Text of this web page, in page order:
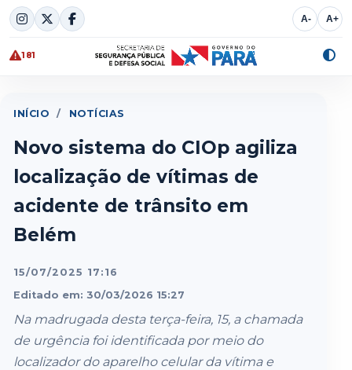
Skip
to
content
A- A+
181
INÍCIO / NOTÍCIAS
Novo sistema do CIOp agiliza
localização de vítimas de
acidente de trânsito em
Belém
15/07/2025 17:16
Editado em: 30/03/2026 15:27
Na madrugada desta terça-feira, 15, a chamada
de urgência foi identificada por meio do
localizador do aparelho celular da vítima e